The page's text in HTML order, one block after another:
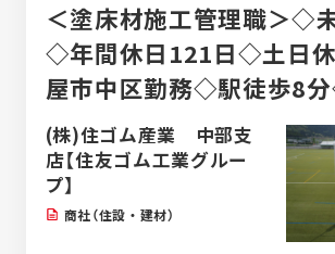
り駅]中津川駅 ・auショップ
那市長島町正家2-2-29 [最
・auショップイオンタウン岐
本巣郡北方町曲路東3-1-1 [
う通り／岐阜県各務原市那加
[最寄り駅]各務原市役所前
トイオンモール大垣／岐阜県
100 [最寄り駅]美濃青柳駅
美濃加茂／岐阜県美濃加茂
＜塗床材施工管理職＞◇
◇年間休日121日◇土日
屋市中区勤務◇駅徒歩8
資格・家族手当充実◇住
の安定基盤
(株)住ゴム産業 中部支
店【住友ゴム工業グルー
プ】
商社（住設・建材）